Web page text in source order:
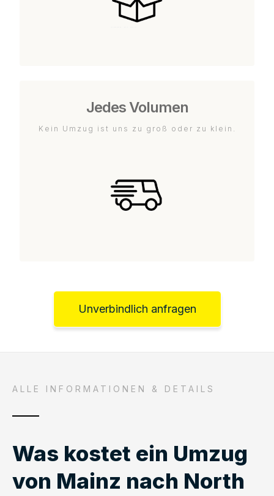
Jedes Volumen
Kein Umzug ist uns zu groß oder zu klein.
Unverbindlich anfragen
ALLE INFORMATIONEN & DETAILS
Was kostet ein Umzug
von Mainz nach North